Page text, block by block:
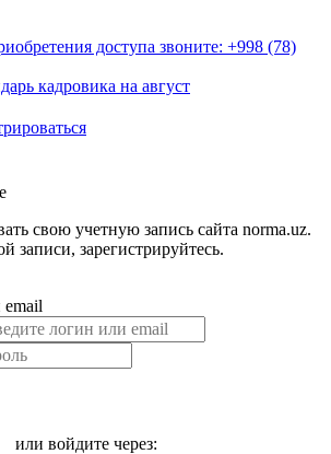
доступа звоните: +998 (78)
кадровика на август
свою учетную запись сайта norma.uz.
записи, зарегистрируйтесь.
или войдите через: